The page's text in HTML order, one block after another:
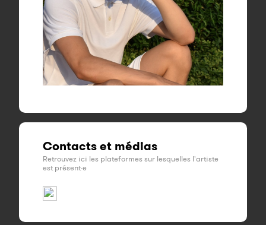
Contacts et médias
Retrouvez ici les plateformes sur lesquelles l'artiste
est présent·e